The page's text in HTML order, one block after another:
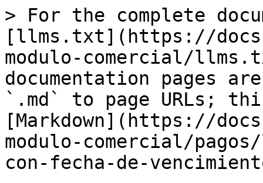
> For the complete
[llms.txt](https://
modulo-comercial/
documentation pages
`.md` to page URLs;
[Markdown](https://
modulo-comercial/
con-fecha-de-